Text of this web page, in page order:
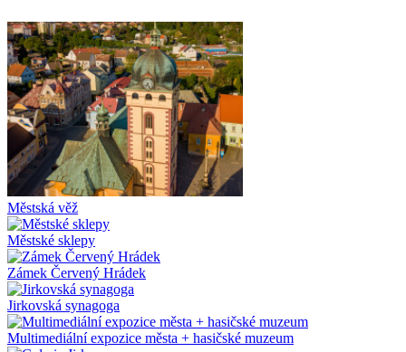
Městská věž
Městské sklepy
Zámek Červený Hrádek
Jirkovská synagoga
Multimediální expozice města + hasičské muzeum